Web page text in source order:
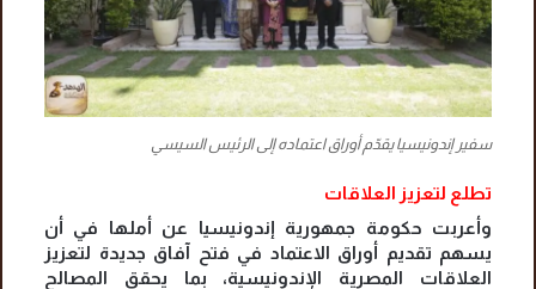
سفير إندونيسيا يقدّم أوراق اعتماده إلى الرئيس السيسي
تطلع لتعزيز العلاقات
وأعربت حكومة جمهورية إندونيسيا عن أملها في أن
يسهم تقديم أوراق الاعتماد في فتح آفاق جديدة لتعزيز
العلاقات المصرية الإندونيسية، بما يحقق المصالح